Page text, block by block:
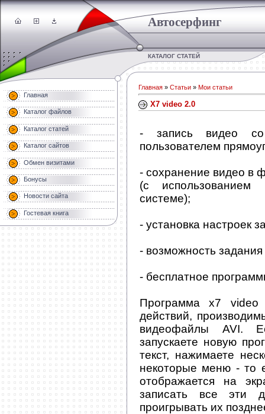
Автосерфинг
КАТАЛОГ СТАТЕЙ
Главная
Каталог файлов
Каталог статей
Каталог сайтов
Обмен визитами
Бонусы
Новости сайта
Гостевая книга
Главная » Статьи » Мои статьи
X7 video 2.0
- запись видео со
пользователем
- сохранение видео в
(с использованием
системе);
- установка настроек
- возможность
- бесплатное
Программа x7 video
действий,
видеофайлы AVI.
запускаете новую
текст, нажимаете
некоторые меню - то
отображается на
записать все эти
проигрывать их